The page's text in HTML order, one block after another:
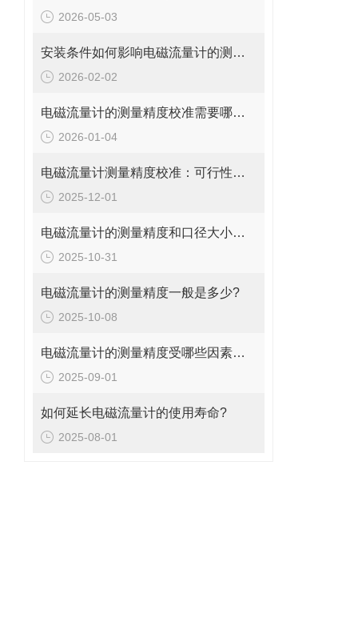
2026-05-03
安装条件如何影响电磁流量计的测量精度?
2026-02-02
电磁流量计的测量精度校准需要哪些工具和设备?
2026-01-04
电磁流量计测量精度校准：可行性、方法与实操指南
2025-12-01
电磁流量计的测量精度和口径大小的关系是什么?
2025-10-31
电磁流量计的测量精度一般是多少?
2025-10-08
电磁流量计的测量精度受哪些因素影响?
2025-09-01
如何延长电磁流量计的使用寿命?
2025-08-01